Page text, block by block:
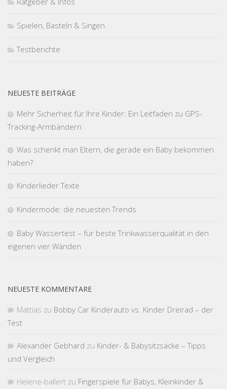
Spielen, Basteln & Singen
Testberichte
NEUESTE BEITRÄGE
Mehr Sicherheit für Ihre Kinder: Ein Leitfaden zu GPS-
Tracking-Armbändern
Was schenkt man Eltern, die gerade ein Baby bekommen
haben?
Kinderlieder Texte
Kindermode: die neuesten Trends
Baby Wassertest – für beste Trinkwasserqualität in den
eigenen vier Wänden
NEUESTE KOMMENTARE
Mattias zu Bobby Car Kinderauto vs. Kinder Dreirad – der
Test
Alexander Gebhard zu Kinder- & Babysitzsäcke – Tipps
und Vergleich
Helene-ballert zu Fingerspiele für Babys, Kleinkinder &